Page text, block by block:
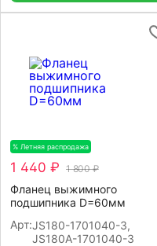
% Летняя распродажа
1 440 ₽ 1 800 ₽
Фланец выжимного
подшипника D=60мм
Арт:JS180-1701040-3,
JS180A-1701040-3